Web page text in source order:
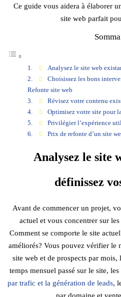
Ce guide vous aidera à élaborer
site web parfait
Analysez le site web
Choisissez les bons
Refonte site web
Révisez votre contenu
Optimisez votre site pour
Privilégier l’expérience
Prix de refonte d’un site
Analysez le site
définissez
Avant de commencer un projet,
actuel et vous concentrer sur
Comment se comporte le site
améliorés? Vous pouvez vérifier le
site web et de prospects par
temps mensuel passé sur le site, les
par trafic et la génération de leads,